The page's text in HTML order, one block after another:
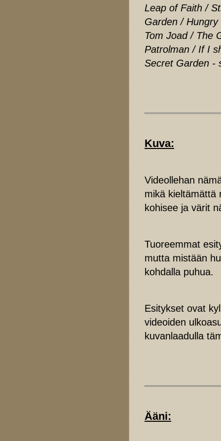
Leap of Faith /
Garden /
Tom Joad / The
Patrolman / If I
Secret Garden -
Kuva:
Videollehan
mikä kieltämättä
kohisee ja värit
Tuoreemmat
mutta mistään
kohdalla puhua.
Esitykset ovat
videoiden
kuvanlaadulla
Ääni: